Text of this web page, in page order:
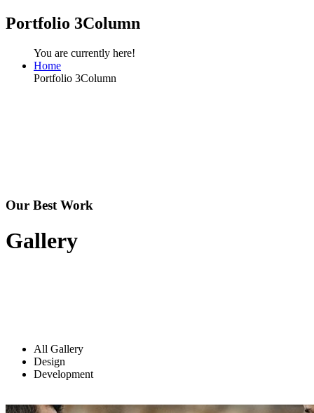
Portfolio 3Column
You are currently here!
Home
Portfolio 3Column
Our Best Work
Gallery
All Gallery
Design
Development